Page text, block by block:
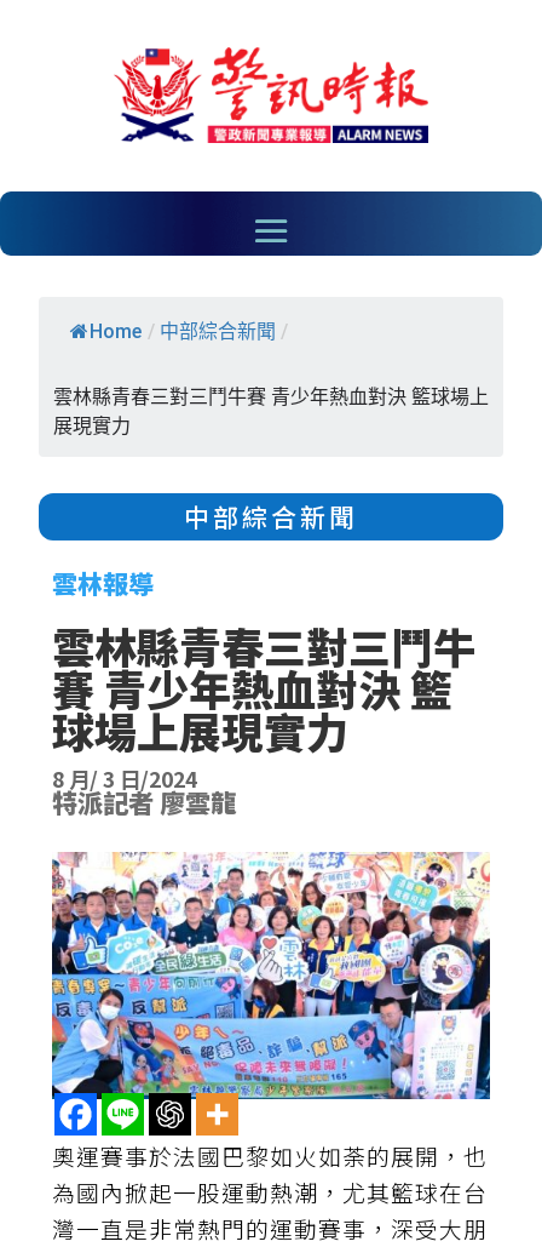
Home / 中部綜合新聞 /
雲林縣青春三對三鬥牛賽 青少年熱血對決 籃球場上
展現實力
中部綜合新聞
雲林報導
雲林縣青春三對三鬥牛
賽 青少年熱血對決 籃
球場上展現實力
8 月/ 3 日/2024
特派記者 廖雲龍
奧運賽事於法國巴黎如火如荼的展開，也
為國內掀起一股運動熱潮，尤其籃球在台
灣一直是非常熱門的運動賽事，深受大朋